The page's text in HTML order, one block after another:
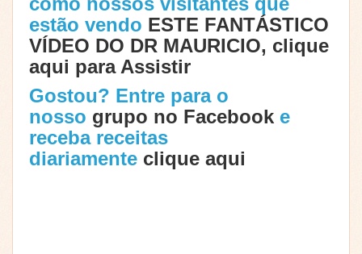
estão vendo ESTE FANTÁSTICO
VÍDEO DO DR MAURICIO, clique
aqui para Assistir
Gostou? Entre para o
nosso grupo no Facebook e
receba receitas
diariamente clique aqui